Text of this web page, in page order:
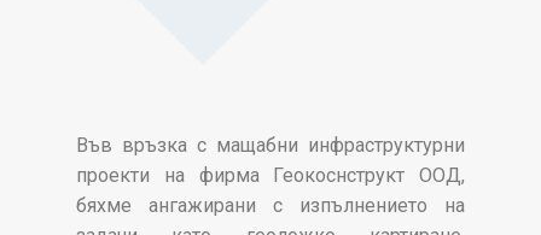
Във връзка с мащабни инфраструктурни
проекти на фирма Геокоснструкт ООД,
бяхме ангажирани с изпълнението на